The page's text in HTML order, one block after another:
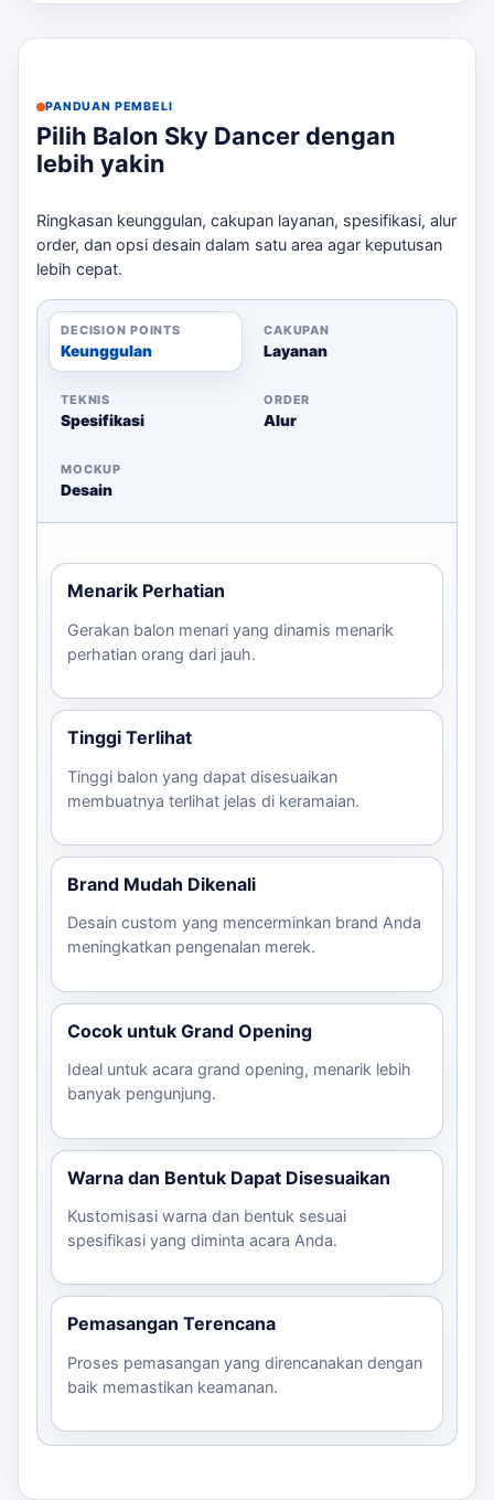
menjadi rujukan sebelum menentukan ukuran, desain,
Ruang tinggi yang cukup untuk balon bergerak
Ketersediaan listrik untuk blower
Arah angin yang aman
Dengan pemilihan yang tepat, balon menari Anda akan
menjadi pusat perhatian di setiap event. Hubungi kami
untuk konsultasi lebih lanjut! Sebagai pembanding
internal,
dipakai untuk melihat opsi layanan lain sebelum finalisasi
kebutuhan.
PANDUAN PEMBELI
Pilih Balon Sky Dancer dengan
lebih yakin
Ringkasan keunggulan, cakupan layanan, spesifikasi, alur
order, dan opsi desain dalam satu area agar keputusan
lebih cepat.
DECISION POINTS
Keunggulan
CAKUPAN
Layanan
TEKNIS
Spesifikasi
ORDER
Alur
MOCKUP
Desain
Menarik Perhatian
Gerakan balon menari yang dinamis menarik
perhatian orang dari jauh.
Tinggi Terlihat
Tinggi balon yang dapat disesuaikan
membuatnya terlihat jelas di keramaian.
Brand Mudah Dikenali
Desain custom yang mencerminkan brand Anda
meningkatkan pengenalan merek.
Cocok untuk Grand Opening
Ideal untuk acara grand opening, menarik lebih
banyak pengunjung.
Warna dan Bentuk Dapat Disesuaikan
Kustomisasi warna dan bentuk sesuai
spesifikasi yang diminta acara Anda.
Pemasangan Terencana
Proses pemasangan yang direncanakan dengan
baik memastikan keamanan.